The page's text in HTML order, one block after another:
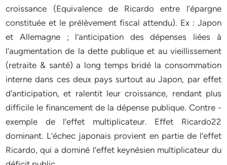
croissance (Equivalence de Ricardo entre l’épargne
constituée et le prélèvement fiscal attendu). Ex : Japon
et Allemagne ; l’anticipation des dépenses liées à
l’augmentation de la dette publique et au vieillissement
(retraite & santé) a long temps bridé la consommation
interne dans ces deux pays surtout au Japon, par effet
d’anticipation, et ralentit leur croissance, rendant plus
difficile le financement de la dépense publique. Contre -
exemple de l’effet multiplicateur. Effet Ricardo22
dominant. L’échec japonais provient en partie de l’effet
Ricardo, qui a dominé l’effet keynésien multiplicateur du